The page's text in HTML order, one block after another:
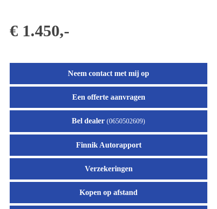
€ 1.450,-
Neem contact met mij op
Een offerte aanvragen
Bel dealer (0650502609)
Finnik Autorapport
Verzekeringen
Kopen op afstand